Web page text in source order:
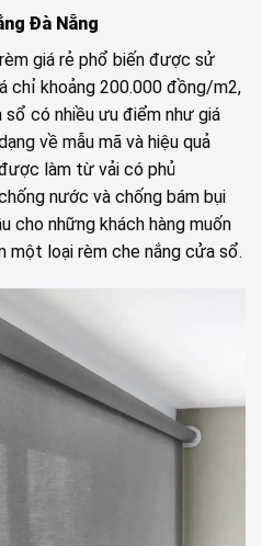
Đà Nẵng
giá rẻ phổ biến được sử
chỉ khoảng 200.000 đồng/m2,
có nhiều ưu điểm như giá
về mẫu mã và hiệu quả
làm từ vải có phủ
nước và chống bám bụi
cho những khách hàng muốn
một loại rèm che nắng cửa sổ.